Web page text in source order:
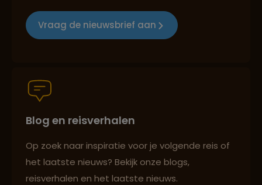
Groepsreizen mét indivuele vrijheid
Best beoordeelde reisroutes
Reizen met oog voor mens, cultuur en milieu
Vraag de nieuwsbrief aan
Blog en reisverhalen
Op zoek naar inspiratie voor je volgende reis of
het laatste nieuws? Bekijk onze blogs,
reisverhalen en het laatste nieuws.